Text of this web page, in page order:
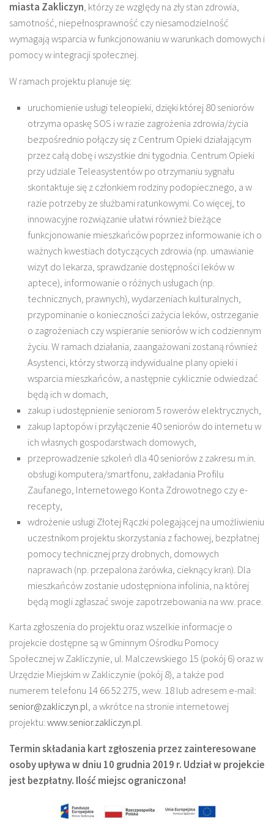
miasta Zakliczyn, którzy ze względy na zły stan zdrowia,
samotność, niepełnosprawność czy niesamodzielność
wymagają wsparcia w funkcjonowaniu w warunkach domowych i
pomocy w integracji społecznej.
W ramach projektu planuje się:
uruchomienie usługi teleopieki, dzięki której 80 seniorów
otrzyma opaskę SOS i w razie zagrożenia zdrowia/życia
bezpośrednio połączy się z Centrum Opieki działającym
przez całą dobę i wszystkie dni tygodnia. Centrum Opieki
przy udziale Teleasystentów po otrzymaniu sygnału
skontaktuje się z członkiem rodziny podopiecznego, a w
razie potrzeby ze służbami ratunkowymi. Co więcej, to
innowacyjne rozwiązanie ułatwi również bieżące
funkcjonowanie mieszkańców poprzez informowanie ich o
ważnych kwestiach dotyczących zdrowia (np. umawianie
wizyt do lekarza, sprawdzanie dostępności leków w
aptece), informowanie o różnych usługach (np.
technicznych, prawnych), wydarzeniach kulturalnych,
przypominanie o konieczności zażycia leków, ostrzeganie
o zagrożeniach czy wspieranie seniorów w ich codziennym
życiu. W ramach działania, zaangażowani zostaną również
Asystenci, którzy stworzą indywidualne plany opieki i
wsparcia mieszkańców, a następnie cyklicznie odwiedzać
będą ich w domach,
zakup i udostępnienie seniorom 5 rowerów elektrycznych,
zakup laptopów i przyłączenie 40 seniorów do internetu w
ich własnych gospodarstwach domowych,
przeprowadzenie szkoleń dla 40 seniorów z zakresu m.in.
obsługi komputera/smartfonu, zakładania Profilu
Zaufanego, Internetowego Konta Zdrowotnego czy e-
recepty,
wdrożenie usługi Złotej Rączki polegającej na umożliwieniu
uczestnikom projektu skorzystania z fachowej, bezpłatnej
pomocy technicznej przy drobnych, domowych
naprawach (np. przepalona żarówka, cieknący kran). Dla
mieszkańców zostanie udostępniona infolinia, na której
będą mogli zgłaszać swoje zapotrzebowania na ww. prace.
Karta zgłoszenia do projektu oraz wszelkie informacje o
projekcie dostępne są w Gminnym Ośrodku Pomocy
Społecznej w Zakliczynie, ul. Malczewskiego 15 (pokój 6) oraz w
Urzędzie Miejskim w Zakliczynie (pokój 8), a także pod
numerem telefonu 14 66 52 275, wew. 18 lub adresem e-mail:
senior@zakliczyn.pl, a wkrótce na stronie internetowej
projektu:www.senior.zakliczyn.pl.
Termin składania kart zgłoszenia przez zainteresowane
osoby upływa w dniu 10 grudnia 2019 r. Udział w projekcie
jest bezpłatny. Ilość miejsc ograniczona!